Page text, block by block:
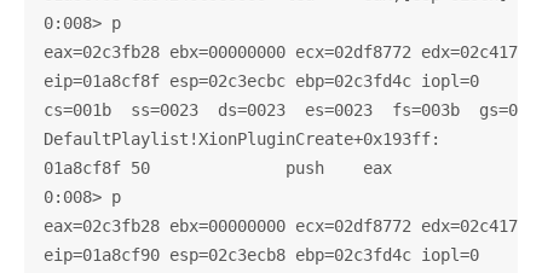
0:008> p
eax=02c3fb28 ebx=00000000 ecx=02df8772
eip=01a8cf8f esp=02c3ecbc ebp=02c3fd4c iopl=0
cs=001b  ss=0023  ds=0023  es=0023  fs=003b
DefaultPlaylist!XionPluginCreate+0x193ff:
01a8cf8f 50              push    eax
0:008> p
eax=02c3fb28 ebx=00000000 ecx=02df8772
eip=01a8cf90 esp=02c3ecb8 ebp=02c3fd4c iopl=0